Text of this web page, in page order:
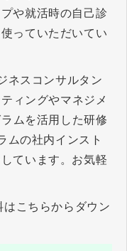
や就活時の自己診
っていただいてい
ネスコンサルタン
ィングやマネジメ
ムを活用した研修
ムの社内インスト
ています。お気軽
こちらからダウン